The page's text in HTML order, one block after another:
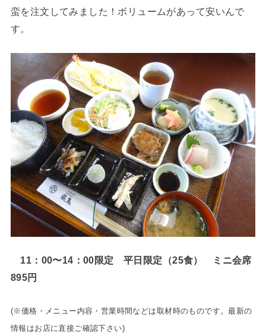
蛮を注文してみました！ボリュームがあって安いんで
す。
11：00〜14：00限定 平日限定（25食） ミニ会席
895円
(※価格・メニュー内容・営業時間などは取材時のものです。最新の
情報はお店に直接ご確認下さい)